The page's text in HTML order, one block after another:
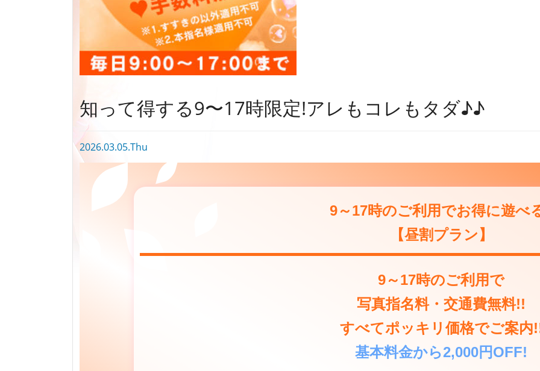
知って得する9〜17時限定!アレもコレもタダ♪♪
2026.03.05.Thu
9～17時のご利用でお得に遊べ
【昼割プラン】
9～17時のご利用で
写真指名料・交通費無料!!
すべてポッキリ価格でご案内
基本料金から2,000円OFF!